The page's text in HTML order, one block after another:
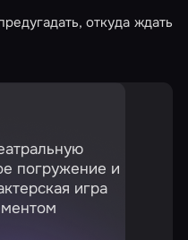
откуда ждать
погружение и
игра